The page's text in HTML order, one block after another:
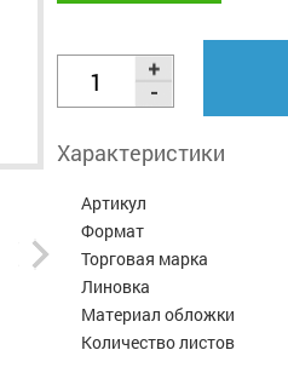
Характеристики
Артикул
Формат
Торговая марка
Линовка
Материал обложки
Количество листов